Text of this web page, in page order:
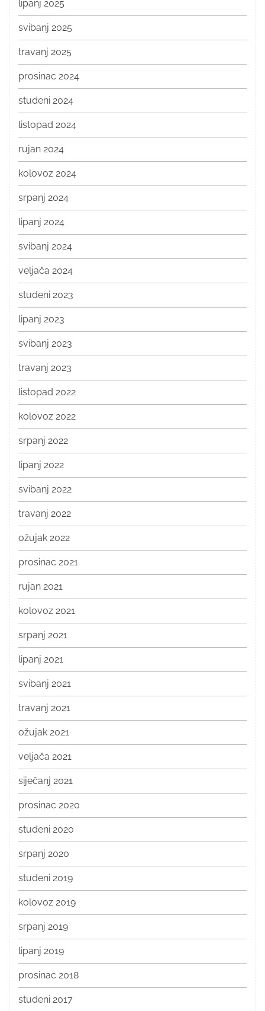
lipanj 2025
svibanj 2025
travanj 2025
prosinac 2024
studeni 2024
listopad 2024
rujan 2024
kolovoz 2024
srpanj 2024
lipanj 2024
svibanj 2024
veljača 2024
studeni 2023
lipanj 2023
svibanj 2023
travanj 2023
listopad 2022
kolovoz 2022
srpanj 2022
lipanj 2022
svibanj 2022
travanj 2022
ožujak 2022
prosinac 2021
rujan 2021
kolovoz 2021
srpanj 2021
lipanj 2021
svibanj 2021
travanj 2021
ožujak 2021
veljača 2021
siječanj 2021
prosinac 2020
studeni 2020
srpanj 2020
studeni 2019
kolovoz 2019
srpanj 2019
lipanj 2019
prosinac 2018
studeni 2017